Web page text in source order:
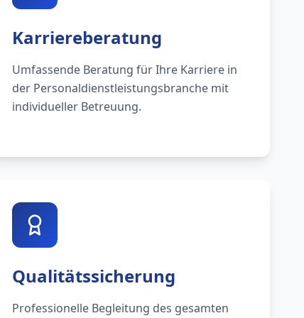
Karriereberatung
Umfassende Beratung für Ihre Karriere in
der Personaldienstleistungsbranche mit
individueller Betreuung.
Qualitätssicherung
Professionelle Begleitung des gesamten